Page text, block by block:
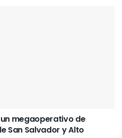
megaoperativo de
San Salvador y Alto